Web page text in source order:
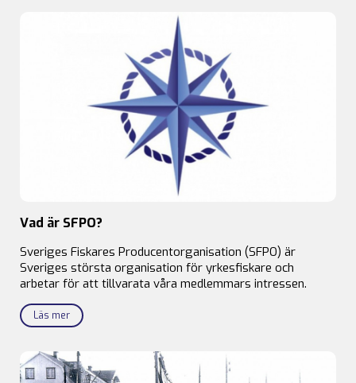
Vad är SFPO?
Sveriges Fiskares Producentorganisation (SFPO) är
Sveriges största organisation för yrkesfiskare och
arbetar för att tillvarata våra medlemmars intressen.
Läs mer